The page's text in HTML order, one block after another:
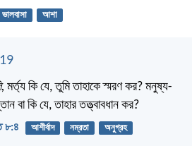
ভালবাসা আশা
মর্ত্য কি যে, তুমি তাহাকে স্মরণ কর? মনুষ্য-
বা কি যে, তাহার তত্ত্বাবধান কর?
৮:৪ আশীর্বাদ নম্রতা অনুগ্রহ